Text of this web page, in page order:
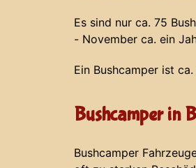
Es sind nur ca. 75
- November ca. ein
Ein Bushcamper ist
Bushcamper in
Bushcamper